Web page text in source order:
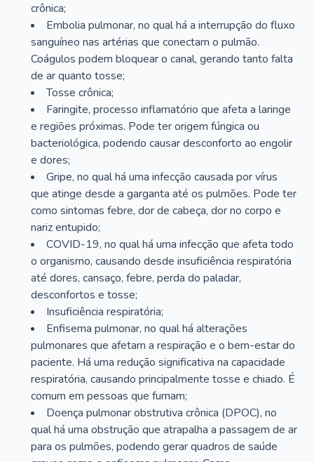
crônica;
Embolia pulmonar, no qual há a interrupção do fluxo
sanguíneo nas artérias que conectam o pulmão.
Coágulos podem bloquear o canal, gerando tanto falta
de ar quanto tosse;
Tosse crônica;
Faringite, processo inflamatório que afeta a laringe
e regiões próximas. Pode ter origem fúngica ou
bacteriológica, podendo causar desconforto ao engolir
e dores;
Gripe, no qual há uma infecção causada por vírus
que atinge desde a garganta até os pulmões. Pode ter
como sintomas febre, dor de cabeça, dor no corpo e
nariz entupido;
COVID-19, no qual há uma infecção que afeta todo
o organismo, causando desde insuficiência respiratória
até dores, cansaço, febre, perda do paladar,
desconfortos e tosse;
Insuficiência respiratória;
Enfisema pulmonar, no qual há alterações
pulmonares que afetam a respiração e o bem-estar do
paciente. Há uma redução significativa na capacidade
respiratória, causando principalmente tosse e chiado. É
comum em pessoas que fumam;
Doença pulmonar obstrutiva crônica (DPOC), no
qual há uma obstrução que atrapalha a passagem de ar
para os pulmões, podendo gerar quadros de saúde